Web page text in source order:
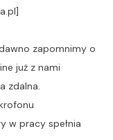
zapomnimy o
już z nami
zdalna.
w pracy spełnia